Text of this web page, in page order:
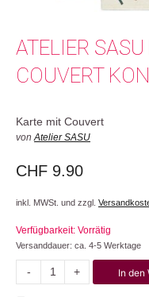
ATELIER
COUVERT
Karte mit Couvert
vonAtelier SASU
CHF 9.90
inkl. MWSt. und zzgl.
Verfügbarkeit: Vorrätig
Versanddauer: ca. 4-5 Werktage
-
Konfetti
+ In den